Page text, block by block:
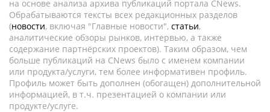
на основе анализа архива публикаций портала CNews.
Обрабатываются тексты всех редакционных разделов
(новости, включая "Главные новости", статьи,
аналитические обзоры рынков, интервью, а также
содержание партнёрских проектов). Таким образом, чем
больше публикаций на CNews было с именем компании
или продукта/услуги, тем более информативен профиль.
Профиль может быть дополнен (обогащен) дополнительной
информацией, в т.ч. презентацией о компании или
продукте/услуге.